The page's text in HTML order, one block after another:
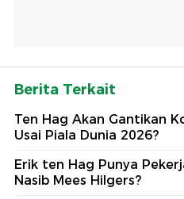
Berita Terkait
Ten Hag Akan Gantikan
Usai Piala Dunia 2026?
Erik ten Hag Punya
Nasib Mees Hilgers?